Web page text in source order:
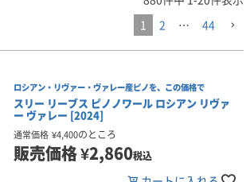
法に
み、カ
ステナ
びナ
イナリ
在はロ
代目・
れ、
ジム・クレンデネン氏は
亡くなってしまいました
いくことでしょう。
1
2 … 44
ロシアン・リヴァー・ヴァレー産ピノを、この価格で
スリー リーブス ピノノワール ロシアン リヴァ
ー ヴァレー [2024]
通常価格 ¥4,400のところ
販売価格¥2,860税込